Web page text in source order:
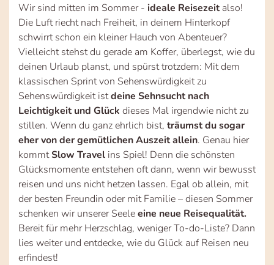
Wir sind mitten im Sommer - ideale Reisezeitalso!
Die Luft riecht nach Freiheit, in deinem Hinterkopf
schwirrt schon ein kleiner Hauch von Abenteuer?
Vielleicht stehst du gerade am Koffer, überlegst, wie du
deinen Urlaub planst, und spürst trotzdem: Mit dem
klassischen Sprint von Sehenswürdigkeit zu
Sehenswürdigkeit istdeine Sehnsucht nach
Leichtigkeit und Glück dieses Mal irgendwie nicht zu
stillen. Wenn du ganz ehrlich bist, träumst du sogar
eher von der gemütlichen Auszeit allein. Genau hier
kommtSlow Travel ins Spiel! Denn die schönsten
Glücksmomente entstehen oft dann, wenn wir bewusst
reisen und uns nicht hetzen lassen. Egal ob allein, mit
der besten Freundin oder mit Familie – diesen Sommer
schenken wir unserer Seeleeine neue Reisequalität.
Bereit für mehr Herzschlag, weniger To-do-Liste? Dann
lies weiter und entdecke, wie du Glück auf Reisen neu
erfindest!